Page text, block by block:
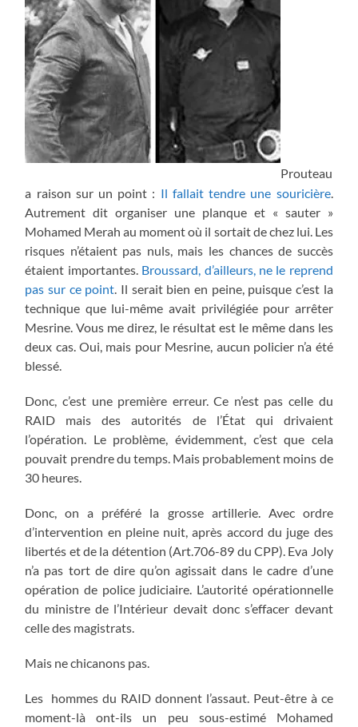
Prouteau
a raison sur un point : Il fallait tendre une souricière.
Autrement dit organiser une planque et « sauter »
Mohamed Merah au moment où il sortait de chez lui. Les
risques n’étaient pas nuls, mais les chances de succès
étaient importantes. Broussard, d’ailleurs, ne le reprend
pas sur ce point . Il serait bien en peine, puisque c’est la
technique que lui-même avait privilégiée pour arrêter
Mesrine. Vous me direz, le résultat est le même dans les
deux cas. Oui, mais pour Mesrine, aucun policier n’a été
blessé.
Donc, c’est une première erreur. Ce n’est pas celle du
RAID mais des autorités de l’État qui drivaient
l’opération. Le problème, évidemment, c’est que cela
pouvait prendre du temps. Mais probablement moins de
30 heures.
Donc, on a préféré la grosse artillerie. Avec ordre
d’intervention en pleine nuit, après accord du juge des
libertés et de la détention (Art.706-89 du CPP). Eva Joly
n’a pas tort de dire qu’on agissait dans le cadre d’une
opération de police judiciaire. L’autorité opérationnelle
du ministre de l’Intérieur devait donc s’effacer devant
celle des magistrats.
Mais ne chicanons pas.
Les hommes du RAID donnent l’assaut. Peut-être à ce
moment-là ont-ils un peu sous-estimé Mohamed